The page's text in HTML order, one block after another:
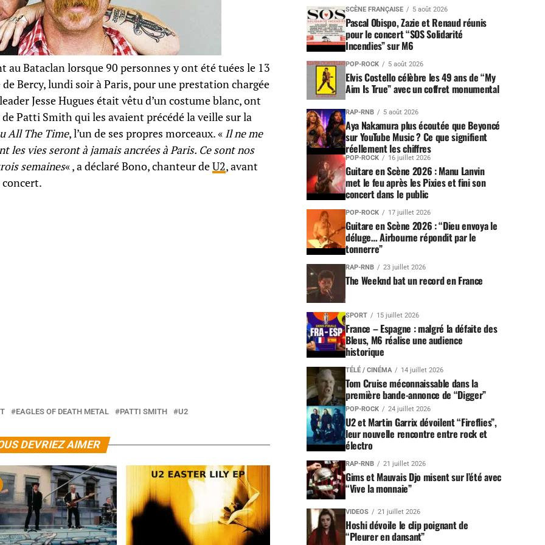
au Bataclan lorsque 90 personnes y ont été tuées le 13
Bercy, lundi soir à Paris, pour une prestation chargée
Jesse Hugues était vêtu d’un costume blanc, ont
de Patti Smith qui les avaient précédé la veille sur la
All The Time, l’un de ses propres morceaux. « Il ne me
les vies seront à jamais ancrées à Paris. Ce sont nos
semaines« , a déclaré Bono, chanteur deU2, avant
concert.
EAGLES OF DEATH METAL PATTI SMITH U2
DEVRIEZ AIMER
SCÈNE FRANÇAISE 5 août 2026
Pascal Obispo, Zazie et Renaud réunis
pour le concert “SOS Solidarité
Incendies” sur M6
POP-ROCK 5 août 2026
Elvis Costello célèbre les 49 ans de “My
Aim Is True” avec un coffret monumental
RAP-RNB 5 août 2026
Aya Nakamura plus écoutée que Beyoncé
sur YouTube Music ? Ce que signifient
réellement les chiffres
POP-ROCK 16 juillet 2026
Guitare en Scène 2026 : Manu Lanvin
met le feu après les Pixies et fini son
concert dans le public
POP-ROCK 17 juillet 2026
Guitare en Scène 2026 : “Dieu envoya le
déluge… Airbourne répondit par le
tonnerre”
RAP-RNB 23 juillet 2026
The Weeknd bat un record en France
SPORT 15 juillet 2026
France – Espagne : malgré la défaite des
Bleus, M6 réalise une audience
historique
TÉLÉ / CINÉMA 14 juillet 2026
Tom Cruise méconnaissable dans la
première bande-annonce de “Digger”
POP-ROCK 24 juillet 2026
U2 et Martin Garrix dévoilent “Fireflies”,
leur nouvelle rencontre entre rock et
électro
RAP-RNB 21 juillet 2026
Gims et Mauvais Djo misent sur l’été avec
“Vive la monnaie”
VIDEOS 21 juillet 2026
Hoshi dévoile le clip poignant de
“Pleurer en dansant”